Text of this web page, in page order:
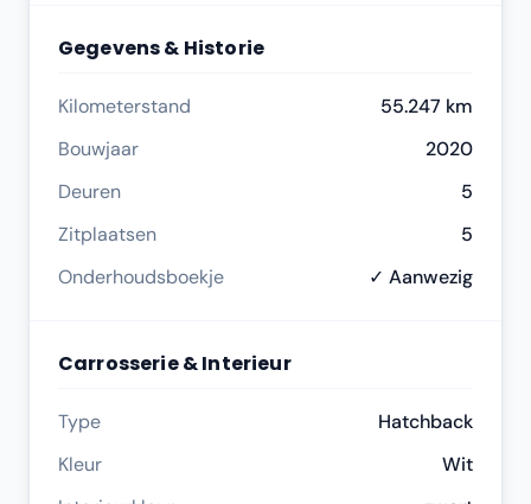
Gegevens & Historie
Kilometerstand
55.247 km
Bouwjaar
2020
Deuren
5
Zitplaatsen
5
Onderhoudsboekje
✓ Aanwezig
Carrosserie & Interieur
Type
Hatchback
Kleur
Wit